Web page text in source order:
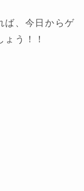
ば、今日からゲ
う！！